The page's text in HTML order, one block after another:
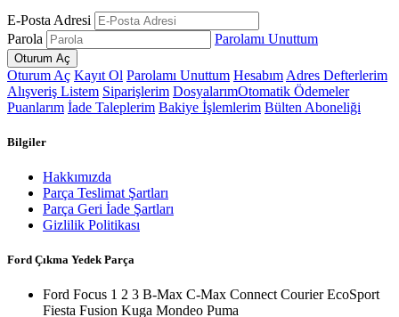
E-Posta Adresi
Parola
Parolamı Unuttum
Oturum Aç Kayıt Ol Parolamı Unuttum Hesabım Adres Defterlerim
Alışveriş Listem Siparişlerim DosyalarımOtomatik Ödemeler
Puanlarım İade Taleplerim Bakiye İşlemlerim Bülten Aboneliği
Bilgiler
Hakkımızda
Parça Teslimat Şartları
Parça Geri İade Şartları
Gizlilik Politikası
Ford Çıkma Yedek Parça
Ford Focus 1 2 3 B-Max C-Max Connect Courier EcoSport
Fiesta Fusion Kuga Mondeo Puma